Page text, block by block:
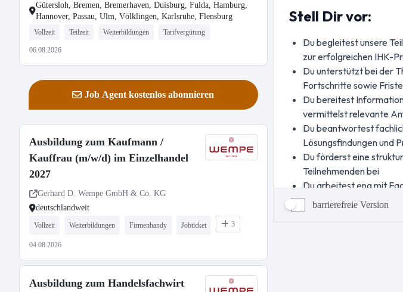
Gütersloh, Bremen, Bremerhaven, Duisburg, Fulda, Hamburg,
Hannover, Passau, Ulm, Völklingen, Karlsruhe, Flensburg
Vollzeit Teilzeit Weiterbildungen Tarifvergütung
06.08.2026
Job Agent kostenlos abonnieren
Ausbildung zum Kaufmann /
Kauffrau (m/w/d) im Einzelhandel
2027
Gerhard D. Wempe GmbH & Co. KG
deutschlandweit
Vollzeit Weiterbildungen Firmenhandy Jobticket 3
04.08.2026
Ausbildung zum Handelsfachwirt
barrierefreie Version